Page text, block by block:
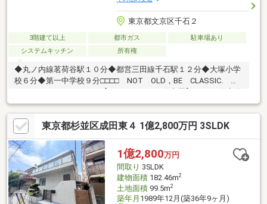
東京都文京区千石２
3階建て以上 都市ガス
駐車場あり
システムキッチン
所有権
◆丸ノ内線茗荷谷駅１０分◆都営三田線千石駅１２分◆大塚小学
校６分◆第一中学校９分□□□□ NOT OLD，BE CLASSIC.
にまで顧客主義を貫く事をお約束いたします■都心エリアに特化
した情報網を駆使し、最良の不動産をご提案■住宅ローンシュミ
レーション無料相談会 毎日随時開催中■ウォールメイトオリジ
ナルの住宅購入・住替え等について 分かりやすく解説したガイド
ブックをご希望者様に【無料プレゼント】～弊社ホームページ～
https://wallmate.co.jp/～
東京都杉並区成田東４ 1億2,800万円 3SLDK
1億2,800万円
間取り 3SLDK
建物面積182.46m2
土地面積99.5m2
築年月 1989年12月(築36年9ヶ月)